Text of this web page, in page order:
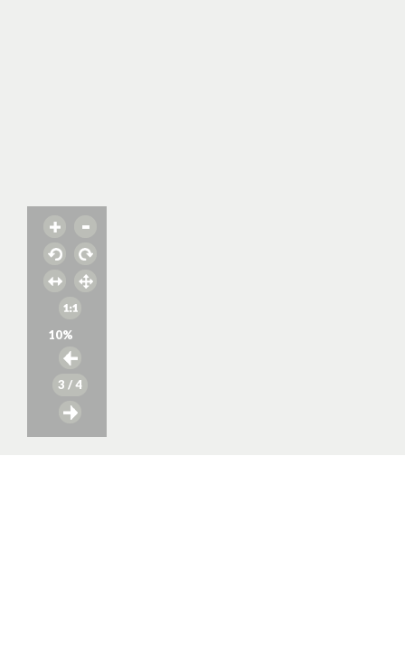
10%
3 / 4